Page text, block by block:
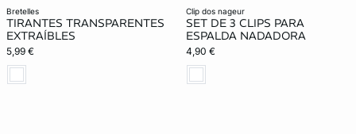
bretelles
TIRANTES TRANSPARENTES
EXTRAÍBLES
5,99 €
clip dos nageur
SET DE 3 CLIPS PARA
ESPALDA NADADORA
4,90 €